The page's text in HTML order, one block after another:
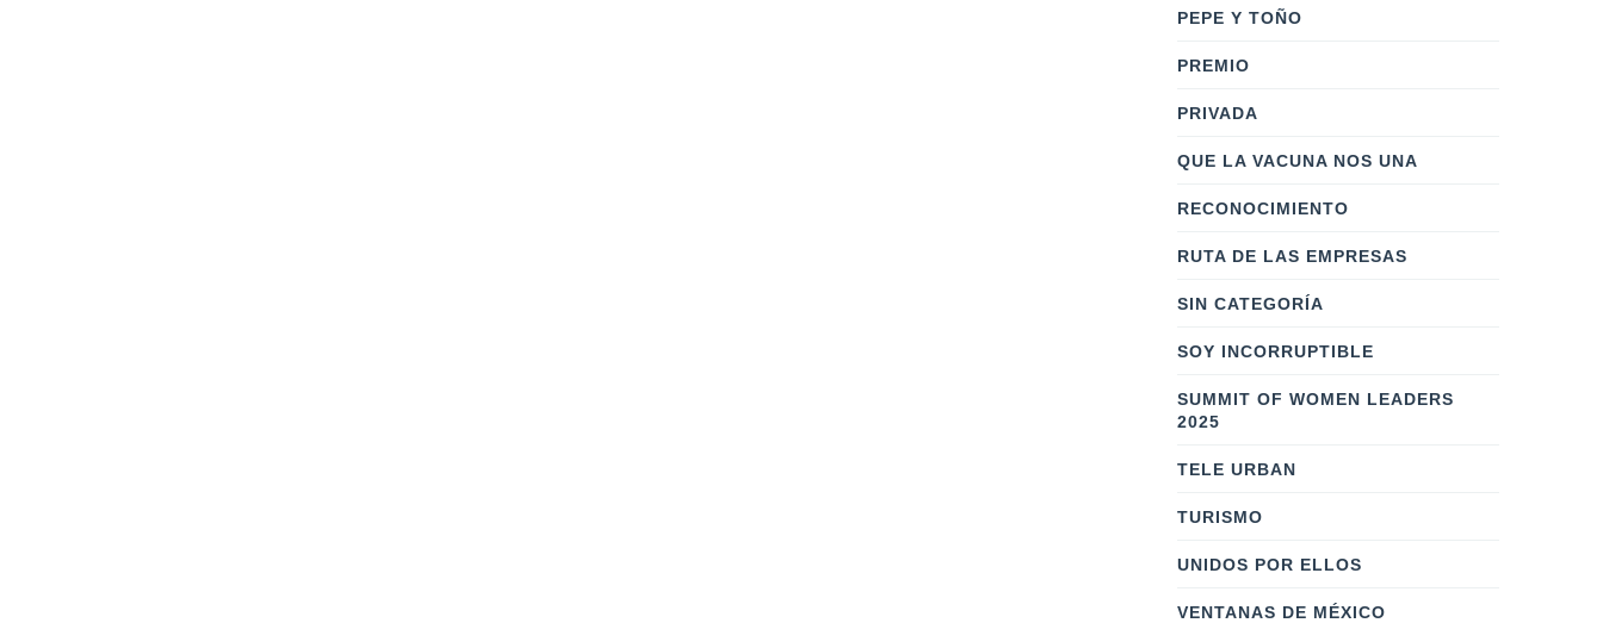
PEPE Y TOÑO
PREMIO
PRIVADA
QUE LA VACUNA NOS UNA
RECONOCIMIENTO
RUTA DE LAS EMPRESAS
SIN CATEGORÍA
SOY INCORRUPTIBLE
SUMMIT OF WOMEN LEADERS
2025
TELE URBAN
TURISMO
UNIDOS POR ELLOS
VENTANAS DE MÉXICO